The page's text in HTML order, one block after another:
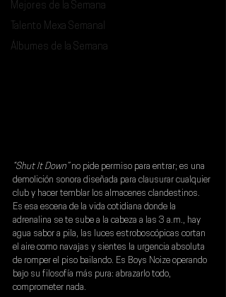
Mejores de la Semana
Talento Mexa Semanal
Álbumes de la Semana
“Shut It Down”
no pide permiso para entrar; es una
demolición sonora diseñada para clausurar cualquier
club y hacer temblar los almacenes clandestinos.
Es esa escena de la vida cotidiana donde la
adrenalina se te sube a la cabeza a las 3 a.m., hay
agua sabor a pila, las luces estroboscópicas cortan
el aire como navajas y sientes la urgencia absoluta
de romper el piso bailando. Es Boys Noize operando
bajo su filosofía más pura: abrazarlo todo,
comprometer nada.